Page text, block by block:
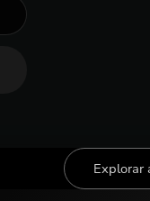
Explorar